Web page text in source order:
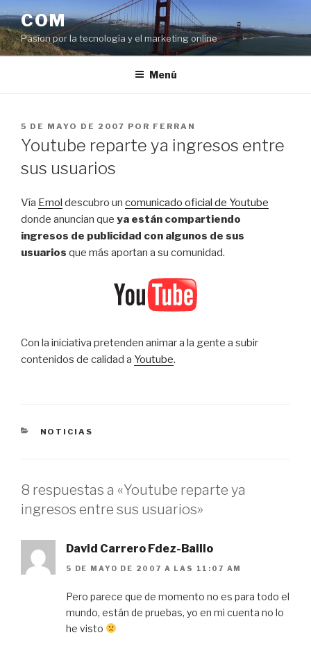
al
contenido
COM
Pasíon por la tecnología y el marketing online
Menú
PUBLICADO
EL
5 DE MAYO DE 2007 POR FERRAN
Youtube reparte ya ingresos entre
sus usuarios
Vía Emol descubro un comunicado oficial de Youtube
donde anuncian que ya están compartiendo
ingresos de publicidad con algunos de sus
usuarios que más aportan a su comunidad.
Con la iniciativa pretenden animar a la gente a subir
contenidos de calidad a Youtube.
CATEGORÍAS
NOTICIAS
8 respuestas a «Youtube reparte ya
ingresos entre sus usuarios»
David Carrero Fdez-Baillo
5 DE MAYO DE 2007 A LAS 11:07 AM
Pero parece que de momento no es para todo el
mundo, están de pruebas, yo en mi cuenta no lo
he visto